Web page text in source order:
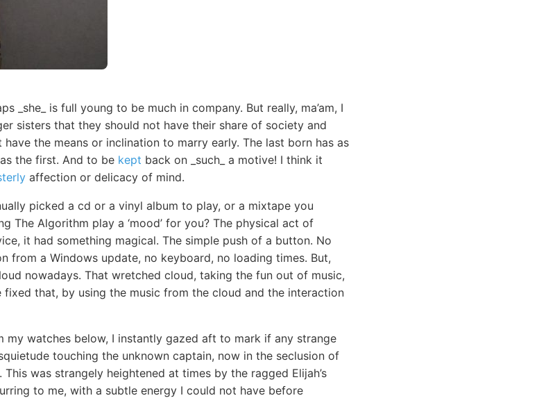
_she_ is full young to be much in company. But really, ma’am, I
sisters that they should not have their share of society and
the means or inclination to marry early. The last born has as
the first. And to be kept back on _such_ a motive! I think it
affection or delicacy of mind.
picked a cd or a vinyl album to play, or a mixtape you
The Algorithm play a ‘mood’ for you? The physical act of
it had something magical. The simple push of a button. No
from a Windows update, no keyboard, no loading times. But,
nowadays. That wretched cloud, taking the fun out of music,
that, by using the music from the cloud and the interaction
my watches below, I instantly gazed aft to mark if any strange
touching the unknown captain, now in the seclusion of
was strangely heightened at times by the ragged Elijah’s
to me, with a subtle energy I could not have before